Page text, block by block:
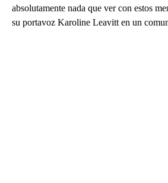
absolutamente nada que ver con estos
su portavoz Karoline Leavitt en un